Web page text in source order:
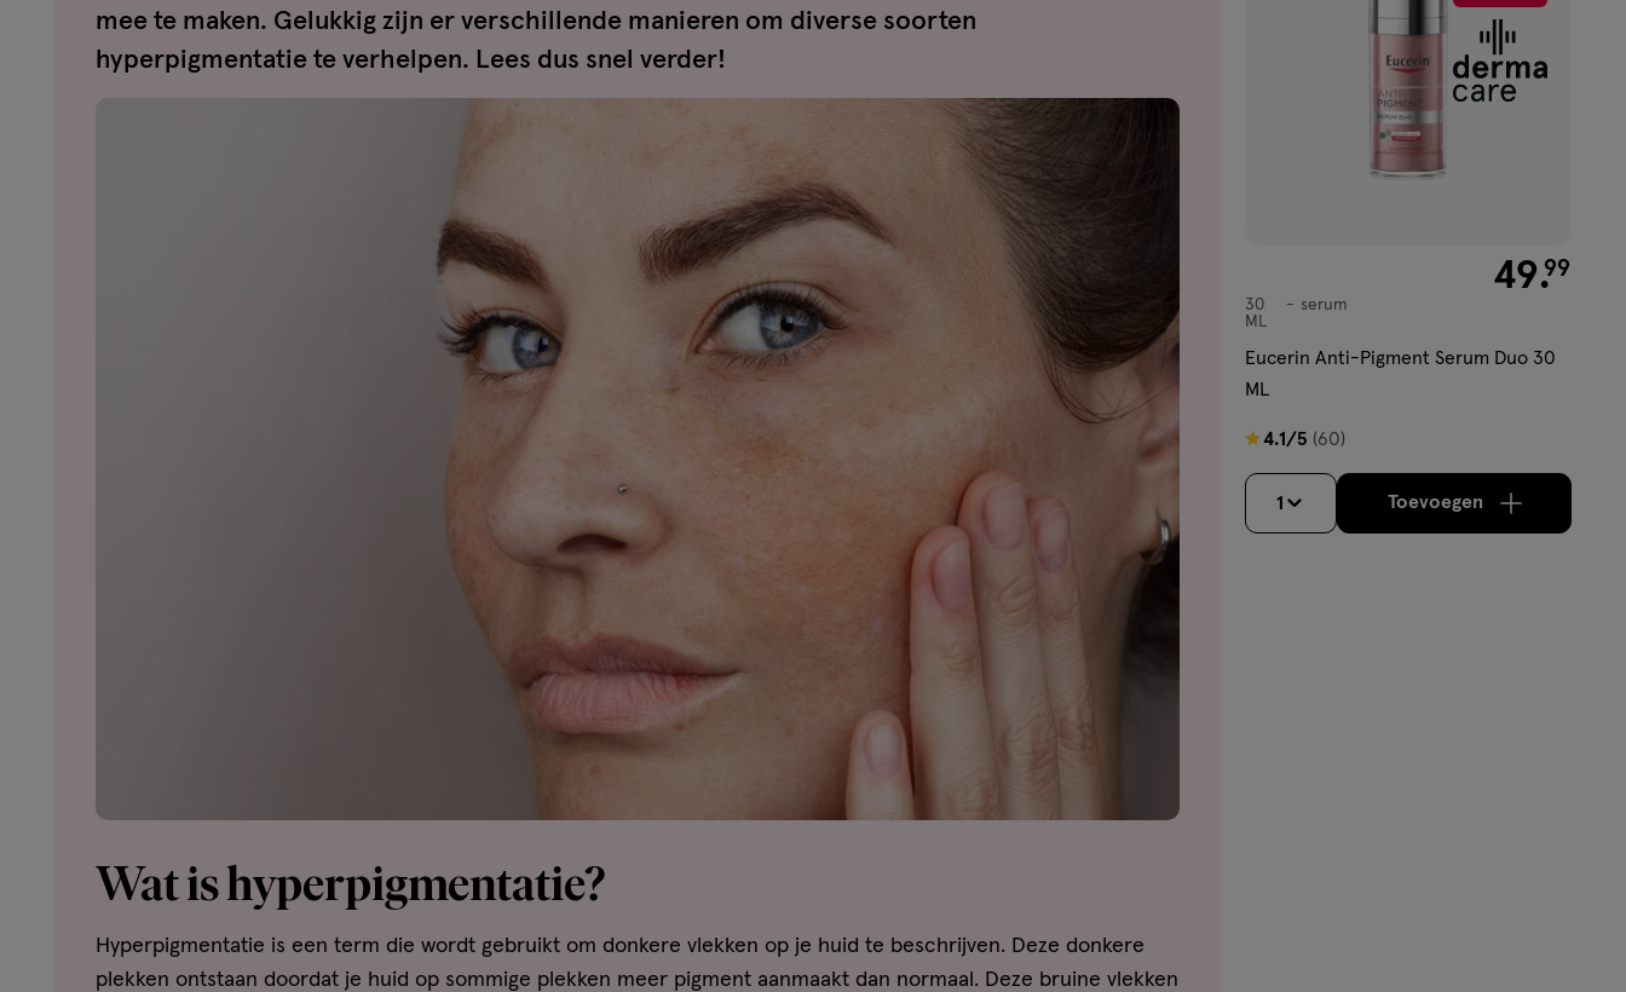
€ 49.99
49.99
serum
30
ML
serum
Eucerin Anti-Pigment Serum Duo 30
ML
4.1/5 (60)
4.1
van
sterren
1 Toevoegenverhoog aantal
mee te maken. Gelukkig zijn er verschillende manieren om diverse soorten
hyperpigmentatie te verhelpen. Lees dus snel verder!
Wat is hyperpigmentatie?
Hyperpigmentatie is een term die wordt gebruikt om donkere vlekken op je huid te beschrijven. Deze donkere
plekken ontstaan doordat je huid op sommige plekken meer pigment aanmaakt dan normaal. Deze bruine vlekken